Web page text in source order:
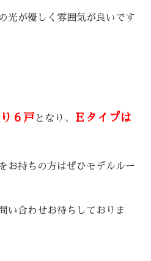
光が優しく雰囲気が良いです
６戸となり、
Ｅタイプは
お持ちの方はぜひモデルルー
い合わせお待ちしておりま